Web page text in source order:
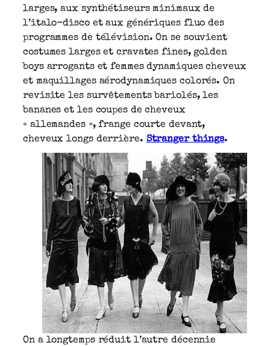
larges, aux synthétiseurs minimaux de
l’italo-disco et aux génériques fluo des
programmes de télévision. On se souvient
costumes larges et cravates fines, golden
boys arrogants et femmes dynamiques cheveux
et maquillages aérodynamiques colorés. On
revisite les survêtements bariolés, les
bananes et les coupes de cheveux
« allemandes », frange courte devant,
cheveux longs derrière. Stranger things.
On a longtemps réduit l’autre décennie